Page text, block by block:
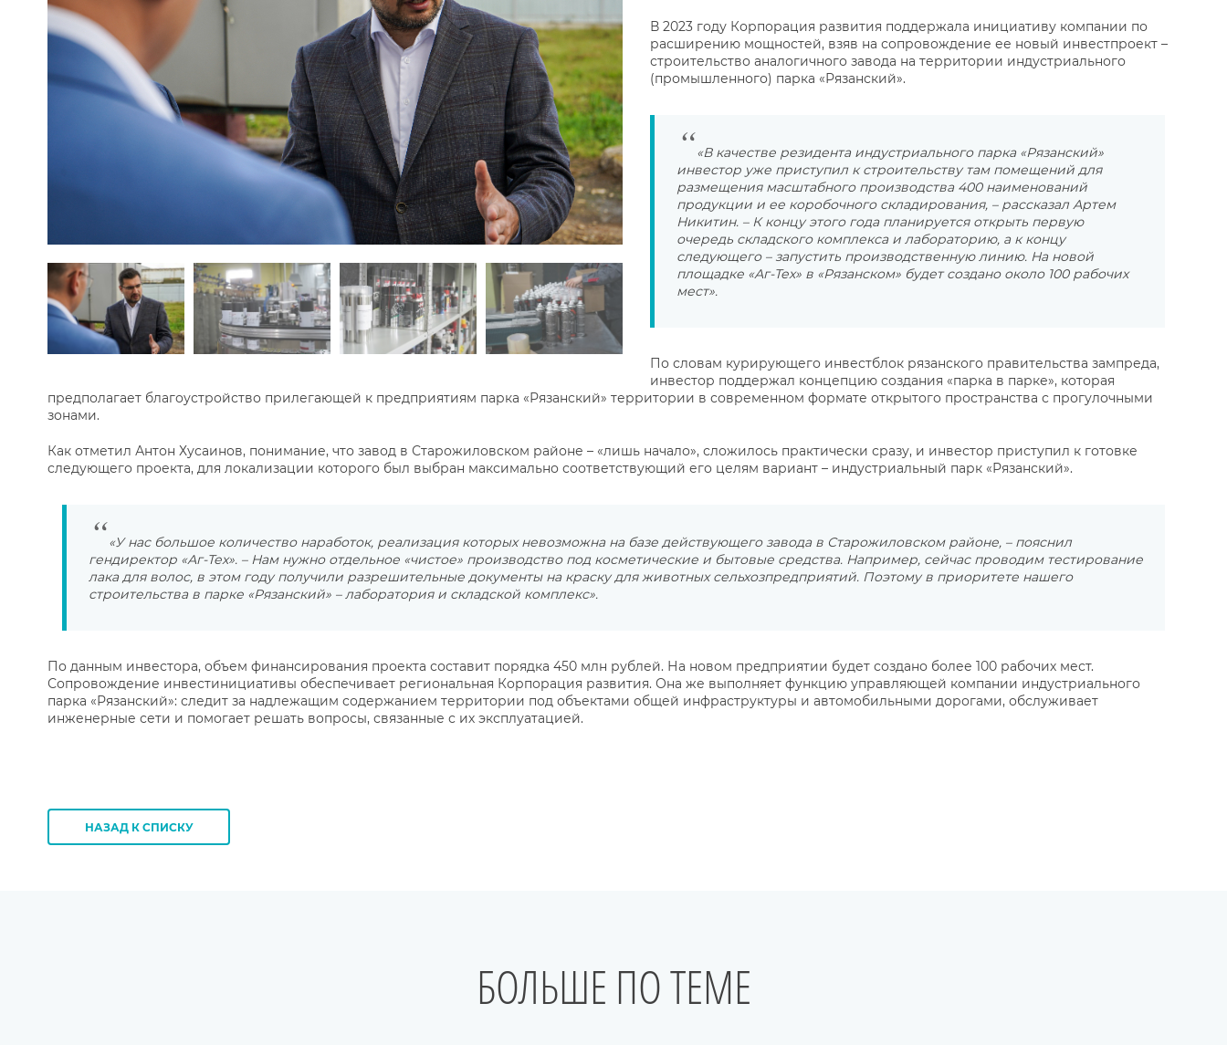
В 2023 году Корпорация развития поддержала инициативу компании по
расширению мощностей, взяв на сопровождение ее новый инвестпроект –
строительство аналогичного завода на территории индустриального
(промышленного) парка «Рязанский».
«В качестве резидента индустриального парка «Рязанский»
инвестор уже приступил к строительству там помещений для
размещения масштабного производства 400 наименований
продукции и ее коробочного складирования, – рассказал Артем
Никитин. – К концу этого года планируется открыть первую
очередь складского комплекса и лабораторию, а к концу
следующего – запустить производственную линию. На новой
площадке «Аг-Тех» в «Рязанском» будет создано около 100 рабочих
мест».
По словам курирующего инвестблок рязанского правительства зампреда,
инвестор поддержал концепцию создания «парка в парке», которая
предполагает благоустройство прилегающей к предприятиям парка «Рязанский» территории в современном формате открытого пространства с прогулочными
зонами.
Как отметил Антон Хусаинов, понимание, что завод в Старожиловском районе – «лишь начало», сложилось практически сразу, и инвестор приступил к готовке
следующего проекта, для локализации которого был выбран максимально соответствующий его целям вариант – индустриальный парк «Рязанский».
«У нас большое количество наработок, реализация которых невозможна на базе действующего завода в Старожиловском районе, – пояснил
гендиректор «Аг-Тех». – Нам нужно отдельное «чистое» производство под косметические и бытовые средства. Например, сейчас проводим тестирование
лака для волос, в этом году получили разрешительные документы на краску для животных сельхозпредприятий. Поэтому в приоритете нашего
строительства в парке «Рязанский» – лаборатория и складской комплекс».
По данным инвестора, объем финансирования проекта составит порядка 450 млн рублей. На новом предприятии будет создано более 100 рабочих мест.
Сопровождение инвестинициативы обеспечивает региональная Корпорация развития. Она же выполняет функцию управляющей компании индустриального
парка «Рязанский»: следит за надлежащим содержанием территории под объектами общей инфраструктуры и автомобильными дорогами, обслуживает
инженерные сети и помогает решать вопросы, связанные с их эксплуатацией.
НАЗАД К СПИСКУ
БОЛЬШЕ ПО ТЕМЕ